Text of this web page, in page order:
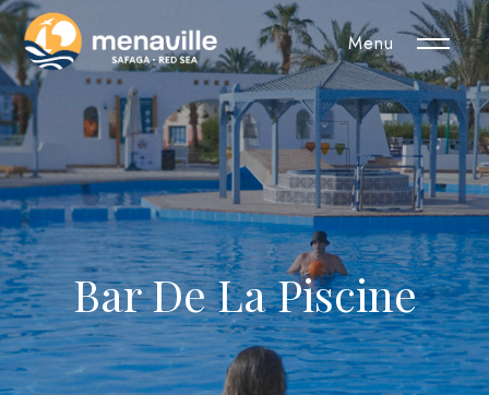
Menu
Bar De La Piscine